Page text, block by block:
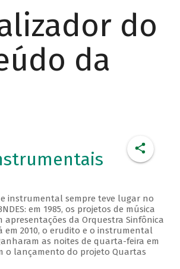
do
da
instrumental sempre teve lugar no
em 1985, os projetos de música
apresentações da Orquestra Sinfônica
em 2010, o erudito e o instrumental
as noites de quarta-feira em
o lançamento do projeto Quartas